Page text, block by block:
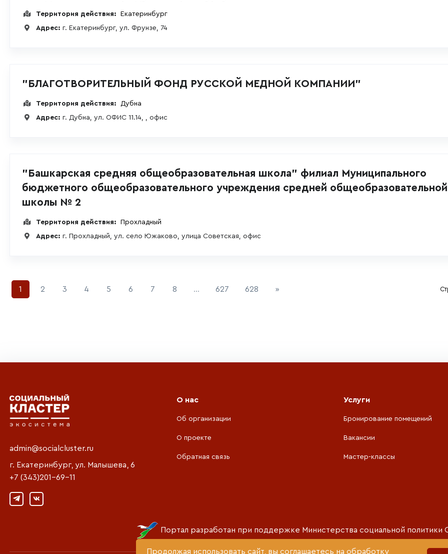
Продолжая использовать сайт, вы соглашаетесь на обработку
Территория действия:
Екатеринбург
Адрес: г. Екатеринбург, ул. Фрунзе, 74
"БЛАГОТВОРИТЕЛЬНЫЙ ФОНД РУССКОЙ МЕДНОЙ КОМПАНИИ"
Территория действия:
Дубна
Адрес: г. Дубна, ул. ОФИС 11.14, , офис
"Башкарская средняя общеобразовательная школа" филиал Муниципального
бюджетного общеобразовательного учреждения средней общеобразовательной
школы № 2
Территория действия:
Прохладный
Адрес: г. Прохладный, ул. село Южаково, улица Советская, офис
1 2 3 4 5 6 7 8 ... 627 628 »
admin@socialcluster.ru
г. Екатеринбург, ул. Малышева, 6
+7 (343)201-69-11
О нас
Об организации
О проекте
Обратная связь
Услуги
Бронирование помещений
Вакансии
Мастер-классы
Портал разработан при поддержке Министерства социальной политики